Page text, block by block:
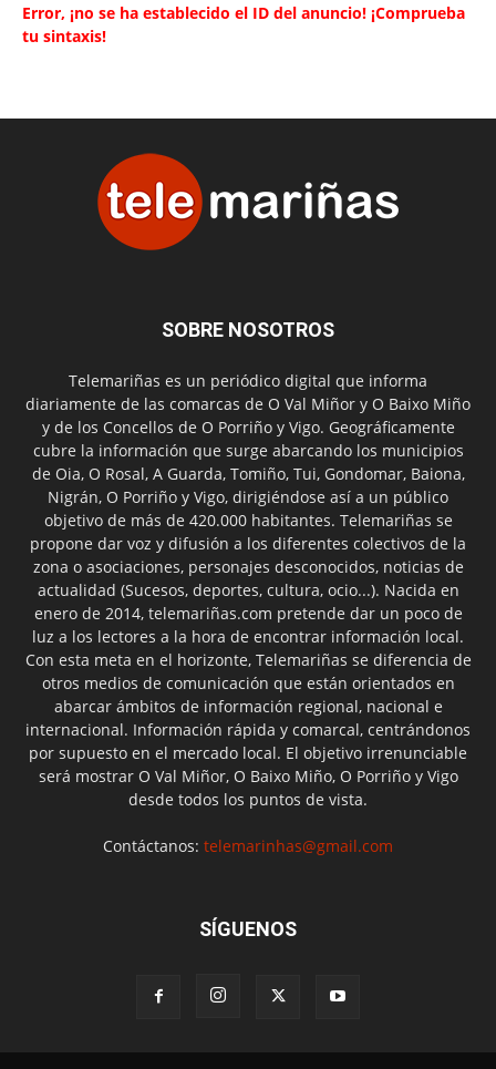
Error, ¡no se ha establecido el ID del anuncio! ¡Comprueba
tu sintaxis!
SOBRE NOSOTROS
Telemariñas es un periódico digital que informa
diariamente de las comarcas de O Val Miñor y O Baixo Miño
y de los Concellos de O Porriño y Vigo. Geográficamente
cubre la información que surge abarcando los municipios
de Oia, O Rosal, A Guarda, Tomiño, Tui, Gondomar, Baiona,
Nigrán, O Porriño y Vigo, dirigiéndose así a un público
objetivo de más de 420.000 habitantes. Telemariñas se
propone dar voz y difusión a los diferentes colectivos de la
zona o asociaciones, personajes desconocidos, noticias de
actualidad (Sucesos, deportes, cultura, ocio...). Nacida en
enero de 2014, telemariñas.com pretende dar un poco de
luz a los lectores a la hora de encontrar información local.
Con esta meta en el horizonte, Telemariñas se diferencia de
otros medios de comunicación que están orientados en
abarcar ámbitos de información regional, nacional e
internacional. Información rápida y comarcal, centrándonos
por supuesto en el mercado local. El objetivo irrenunciable
será mostrar O Val Miñor, O Baixo Miño, O Porriño y Vigo
desde todos los puntos de vista.
Contáctanos: telemarinhas@gmail.com
SÍGUENOS